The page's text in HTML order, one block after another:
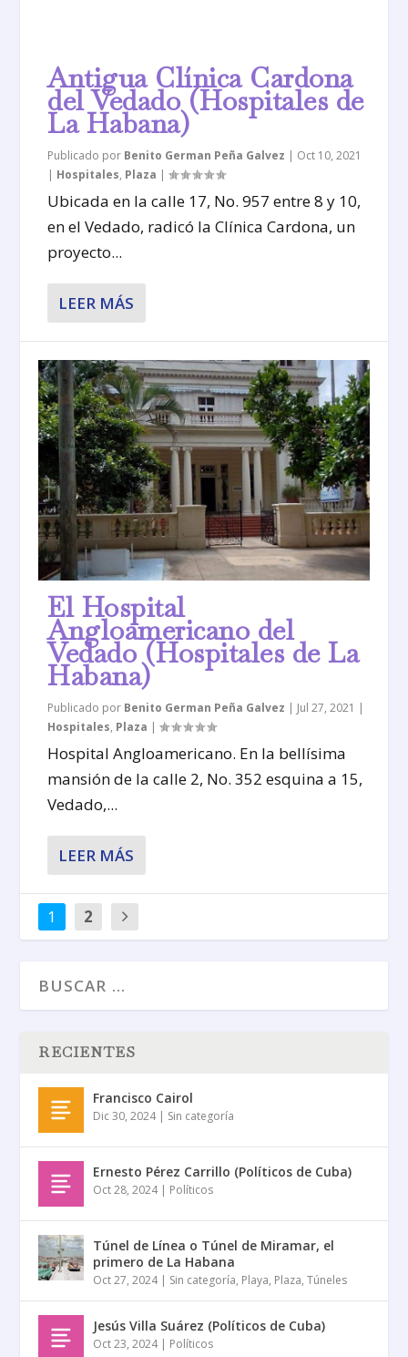
Antigua Clínica Cardona
del Vedado (Hospitales de
La Habana)
Publicado por Benito German Peña Galvez | Oct 10, 2021
| Hospitales, Plaza |
Ubicada en la calle 17, No. 957 entre 8 y 10,
en el Vedado, radicó la Clínica Cardona, un
proyecto...
LEER MÁS
El Hospital
Angloamericano del
Vedado (Hospitales de La
Habana)
Publicado por Benito German Peña Galvez | Jul 27, 2021 |
Hospitales, Plaza |
Hospital Angloamericano. En la bellísima
mansión de la calle 2, No. 352 esquina a 15,
Vedado,...
LEER MÁS
1 2
RECIENTES
Francisco Cairol
Dic 30, 2024| Sin categoría
Ernesto Pérez Carrillo (Políticos de Cuba)
Oct 28, 2024| Políticos
Túnel de Línea o Túnel de Miramar, el
primero de La Habana
Oct 27, 2024| Sin categoría, Playa, Plaza,Túneles
Jesús Villa Suárez (Políticos de Cuba)
Oct 23, 2024| Políticos